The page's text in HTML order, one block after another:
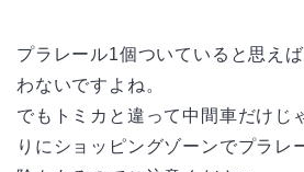
プラレール1個ついていると思え
わないですよね。
でもトミカと違って中間車だけじ
りにショッピングゾーンでプラレ